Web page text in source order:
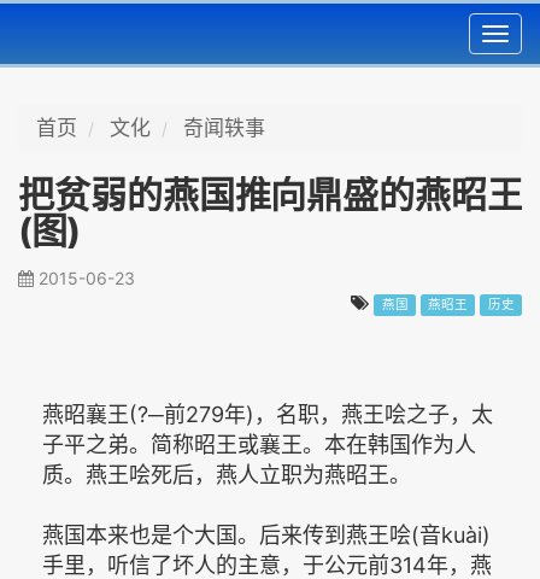
首页 文化 奇闻轶事
把贫弱的燕国推向鼎盛的燕昭王
(图)
2015-06-23
燕国 燕昭王 历史
燕昭襄王(?─前279年)，名职，燕王哙之子，太
子平之弟。简称昭王或襄王。本在韩国作为人
质。燕王哙死后，燕人立职为燕昭王。
燕国本来也是个大国。后来传到燕王哙(音kuài)
手里，听信了坏人的主意，于公元前314年，燕